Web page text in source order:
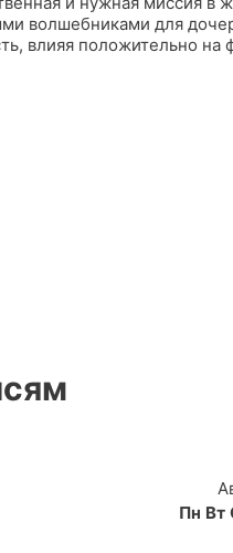
волшебниками для
влияя положительно
Пн Вт